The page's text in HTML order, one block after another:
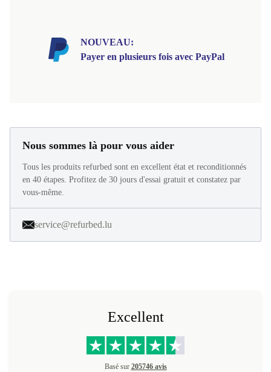
NOUVEAU:
Payer en plusieurs fois avec PayPal
Nous sommes là pour vous aider
Tous les produits refurbed sont en excellent état et reconditionnés
en 40 étapes. Profitez de 30 jours d'essai gratuit et constatez par
vous-même.
service@refurbed.lu
Excellent
Basé sur 205746 avis